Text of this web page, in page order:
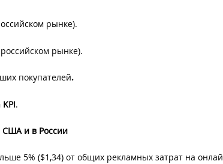
рынке).
рынке).
покупателей.
KPI.
США и в России
5% ($1,34) от общих рекламных затрат на